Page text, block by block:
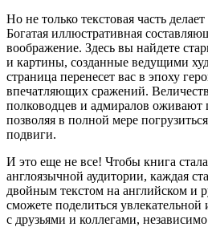
Но не только текстовая часть
Богатая иллюстративная
воображение. Здесь вы найдете
и картины, созданные ведущими
страница перенесет вас в эпоху
впечатляющих сражений.
полководцев и адмиралов оживают
позволяя в полной мере
подвиги.
И это еще не все! Чтобы книга
англоязычной аудитории, каждая
двойным текстом на английском и
сможете поделиться увлекательной
с друзьями и коллегами,